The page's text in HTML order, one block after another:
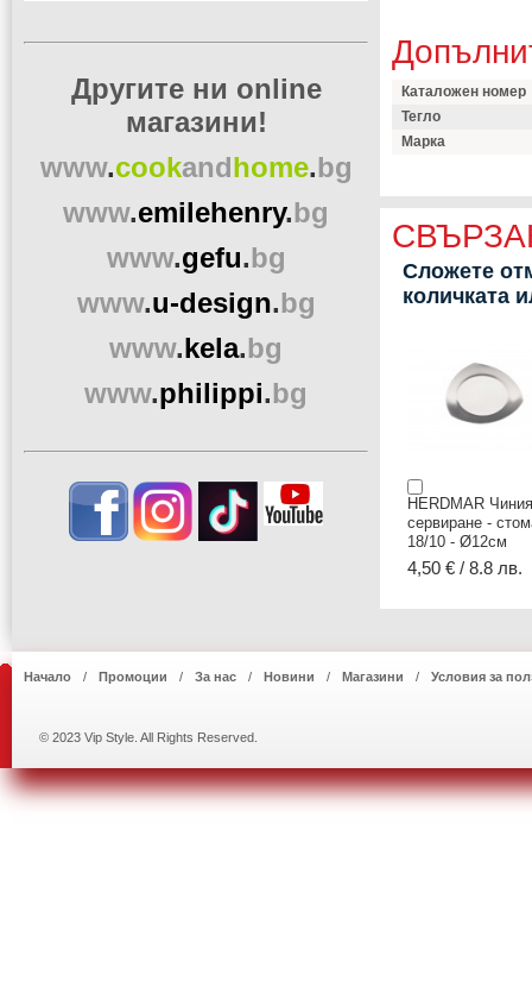
Каталожен номер
Тегло
Марка
Сложете
количката
HERDMAR
сервиране -
18/10 - Ø12см
4,50 € / 8.8 лв.
Другите ни online
магазини!
www.cookandhome.bg
www.emilehenry.bg
www.gefu.bg
www.u-design.bg
www.kela.bg
www.philippi.bg
Начало Промоции За нас Новини Магазини Условия за
© 2023 Vip Style. All Rights Reserved.